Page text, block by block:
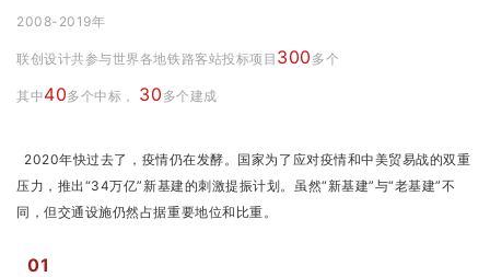
企业招聘
企业会员
关于我们
2008-2019年
联创设计共参与世界各地铁路客站投标项目 300 多个
其中40多个中标， 30 多个建成
2020年快过去了，疫情仍在发酵。国家为了应对疫情和中美贸易战的双重
压力，推出“34万亿”新基建的刺激提振计划。虽然“新基建”与“老基建”不
同，但交通设施仍然占据重要地位和比重。
01